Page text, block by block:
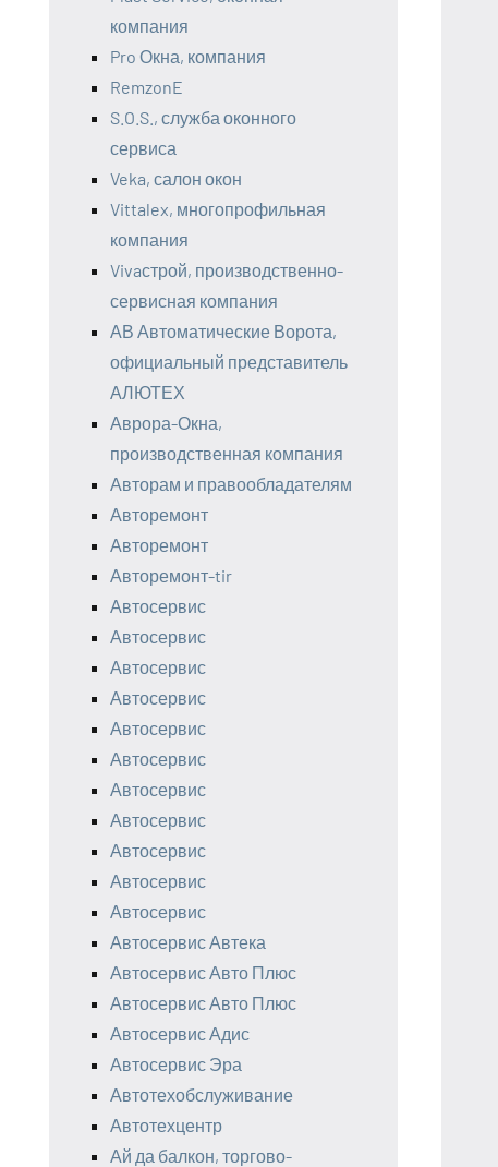
компания
Pro Окна, компания
RemzonE
S.O.S., служба оконного
сервиса
Veka, салон окон
Vittalex, многопрофильная
компания
Vivaстрой, производственно-
сервисная компания
АВ Автоматические Ворота,
официальный представитель
АЛЮТЕХ
Аврора-Окна,
производственная компания
Авторам и правообладателям
Авторемонт
Авторемонт
Авторемонт-tir
Автосервис
Автосервис
Автосервис
Автосервис
Автосервис
Автосервис
Автосервис
Автосервис
Автосервис
Автосервис
Автосервис
Автосервис Автека
Автосервис Авто Плюс
Автосервис Авто Плюс
Автосервис Адис
Автосервис Эра
Автотехобслуживание
Автотехцентр
Ай да балкон, торгово-